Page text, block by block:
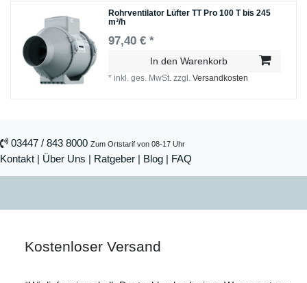
Rohrventilator Lüfter TT Pro 100 T bis 245
m³/h
97,40 € *
In den Warenkorb
*inkl. ges. MwSt. zzgl.Versandkosten
03447 / 843 8000 Zum Ortstarif von 08-17 Uhr
Kontakt | Über Uns | Ratgeber | Blog | FAQ
Kostenloser Versand